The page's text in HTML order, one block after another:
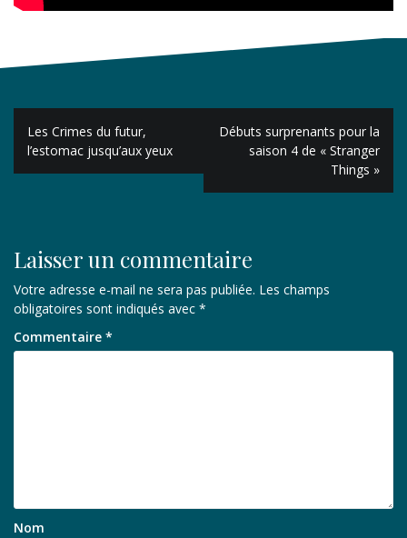
Navigation
de
l’article
Les Crimes du futur,
l’estomac jusqu’aux yeux
Débuts surprenants pour la
saison 4 de « Stranger
Things »
Laisser un commentaire
Votre adresse e-mail ne sera pas publiée. Les champs
obligatoires sont indiqués avec *
Commentaire *
Nom